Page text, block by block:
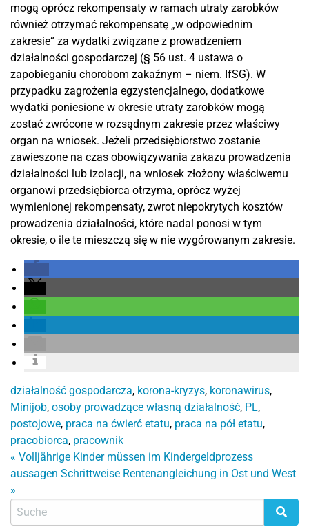
mogą oprócz rekompensaty w ramach utraty zarobków
również otrzymać rekompensatę „w odpowiednim
zakresie“ za wydatki związane z prowadzeniem
działalności gospodarczej (§ 56 ust. 4 ustawa o
zapobieganiu chorobom zakaźnym – niem. IfSG). W
przypadku zagrożenia egzystencjalnego, dodatkowe
wydatki poniesione w okresie utraty zarobków mogą
zostać zwrócone w rozsądnym zakresie przez właściwy
organ na wniosek. Jeżeli przedsiębiorstwo zostanie
zawieszone na czas obowiązywania zakazu prowadzenia
działalności lub izolacji, na wniosek złożony właściwemu
organowi przedsiębiorca otrzyma, oprócz wyżej
wymienionej rekompensaty, zwrot niepokrytych kosztów
prowadzenia działalności, które nadal ponosi w tym
okresie, o ile te mieszczą się w nie wygórowanym zakresie.
działalność gospodarcza, korona-kryzys, koronawirus,
Minijob, osoby prowadzące własną działalność, PL,
postojowe, praca na ćwierć etatu, praca na pół etatu,
pracobiorca, pracownik
« Volljährige Kinder müssen im Kindergeldprozess
aussagen Schrittweise Rentenangleichung in Ost und West
»